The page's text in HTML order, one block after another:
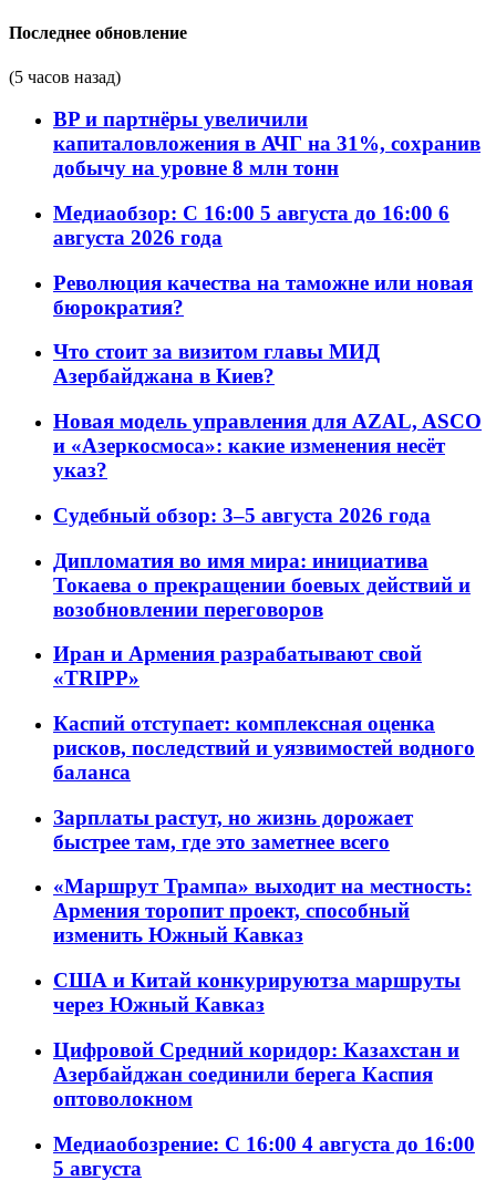
Последнее обновление
(5 часов назад)
BP и партнёры увеличили
капиталовложения в АЧГ на 31%, сохранив
добычу на уровне 8 млн тонн
Медиаобзор: С 16:00 5 августа до 16:00 6
августа 2026 года
Революция качества на таможне или новая
бюрократия?
Что стоит за визитом главы МИД
Азербайджана в Киев?
Новая модель управления для AZAL, ASCO
и «Азеркосмоса»: какие изменения несёт
указ?
Судебный обзор: 3–5 августа 2026 года
Дипломатия во имя мира: инициатива
Токаева о прекращении боевых действий и
возобновлении переговоров
Иран и Армения разрабатывают свой
«TRIPP»
Каспий отступает: комплексная оценка
рисков, последствий и уязвимостей водного
баланса
Зарплаты растут, но жизнь дорожает
быстрее там, где это заметнее всего
«Маршрут Трампа» выходит на местность:
Армения торопит проект, способный
изменить Южный Кавказ
США и Китай конкурируютза маршруты
через Южный Кавказ
Цифровой Средний коридор: Казахстан и
Азербайджан соединили берега Каспия
оптоволокном
Медиаобозрение: С 16:00 4 августа до 16:00
5 августа